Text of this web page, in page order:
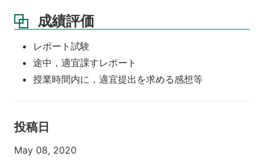
成績評価
レポート試験
途中，適宜課すレポート
授業時間内に，適宜提出を求める感想等
投稿日
May 08, 2020